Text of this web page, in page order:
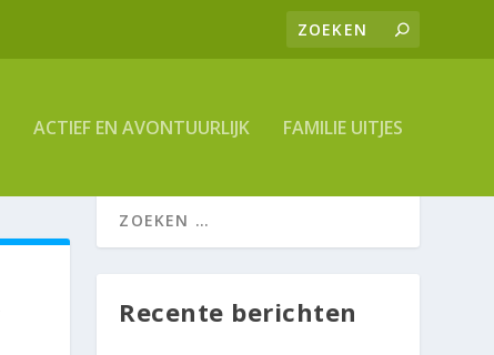
ACTIEF EN AVONTUURLIJK FAMILIE UITJES
Recente berichten